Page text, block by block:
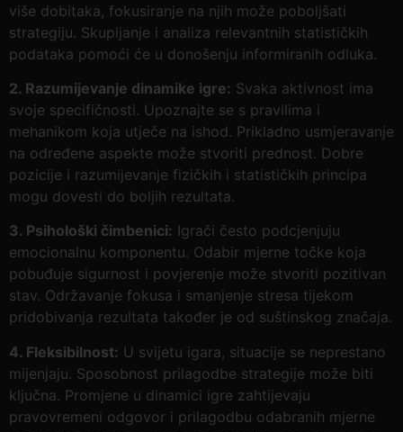
više dobitaka, fokusiranje na njih može poboljšati
strategiju. Skupljanje i analiza relevantnih statističkih
podataka pomoći će u donošenju informiranih odluka.
2. Razumijevanje dinamike igre: Svaka aktivnost ima
svoje specifičnosti. Upoznajte se s pravilima i
mehanikom koja utječe na ishod. Prikladno usmjeravanje
na određene aspekte može stvoriti prednost. Dobre
pozicije i razumijevanje fizičkih i statističkih principa
mogu dovesti do boljih rezultata.
3. Psihološki čimbenici: Igrači često podcjenjuju
emocionalnu komponentu. Odabir mjerne točke koja
pobuđuje sigurnost i povjerenje može stvoriti pozitivan
stav. Održavanje fokusa i smanjenje stresa tijekom
pridobivanja rezultata također je od suštinskog značaja.
4. Fleksibilnost: U svijetu igara, situacije se neprestano
mijenjaju. Sposobnost prilagodbe strategije može biti
ključna. Promjene u dinamici igre zahtijevaju
pravovremeni odgovor i prilagodbu odabranih mjerne